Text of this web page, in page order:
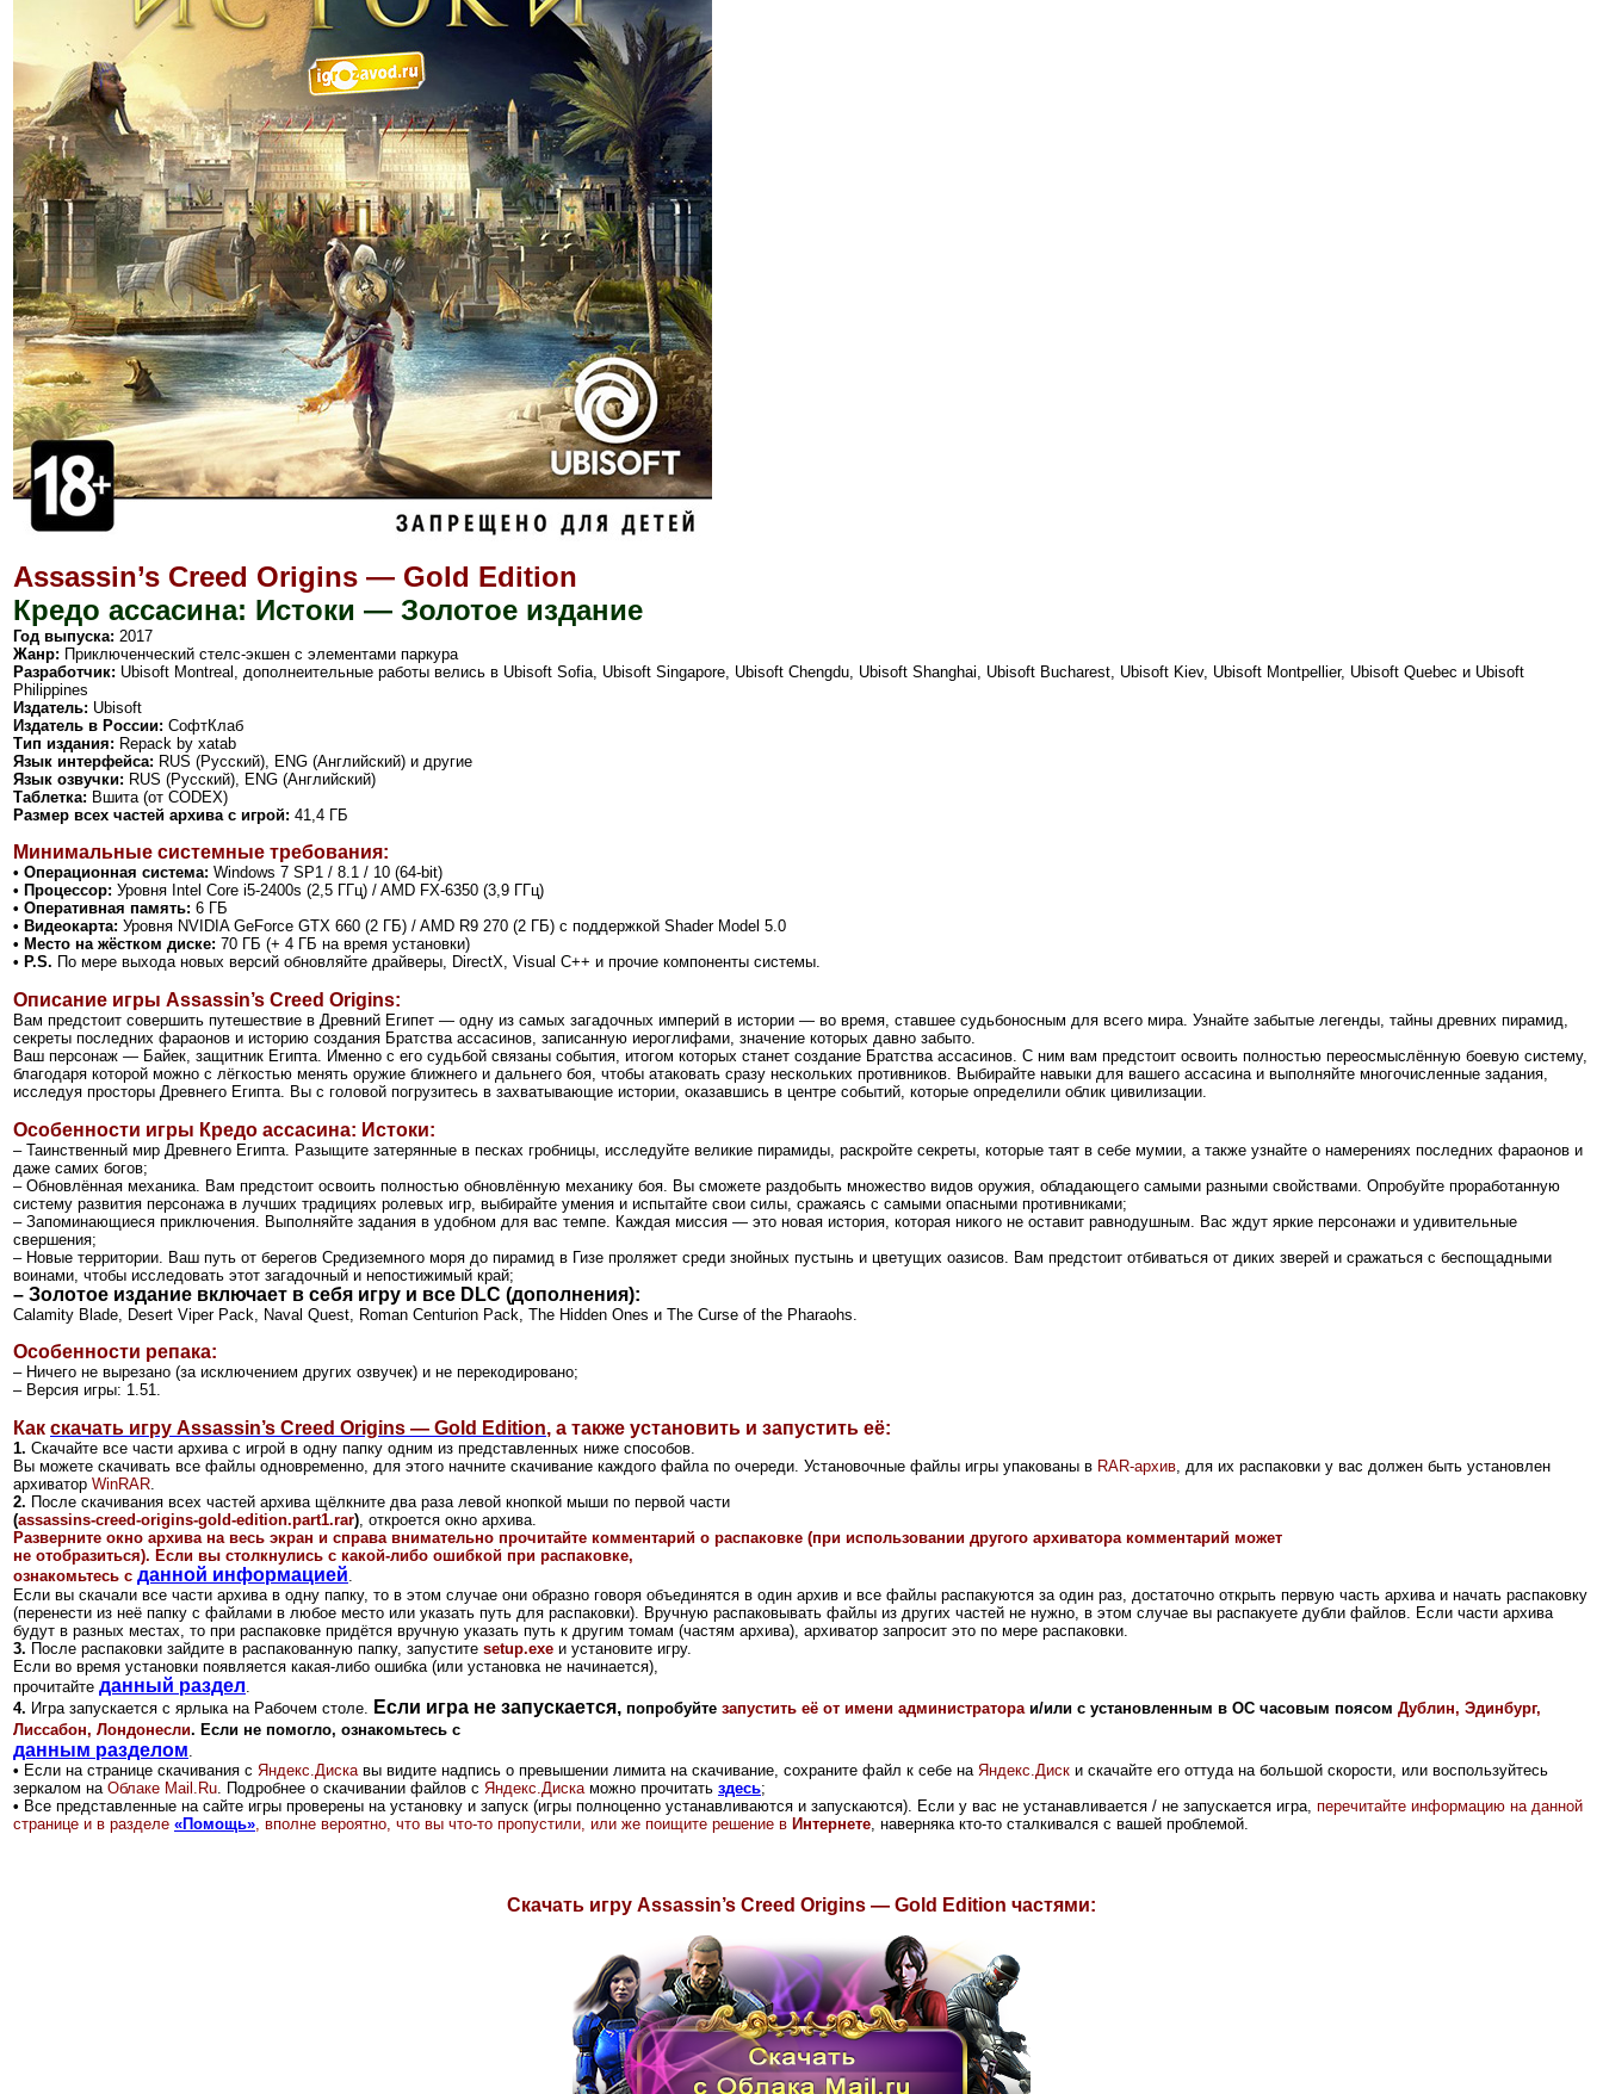
Assassin’s Creed Origins — Gold Edition
Кредо ассасина: Истоки — Золотое издание
Год выпуска: 2017
Жанр: Приключенческий стелс-экшен с элементами паркура
Разработчик: Ubisoft Montreal, дополнеительные работы велись в Ubisoft Sofia, Ubisoft Singapore, Ubisoft Chengdu, Ubisoft Shanghai, Ubisoft Bucharest, Ubisoft Kiev, Ubisoft Montpellier, Ubisoft Quebec и Ubisoft
Philippines
Издатель: Ubisoft
Издатель в России: СофтКлаб
Тип издания: Repack by xatab
Язык интерфейса: RUS (Русский), ENG (Английский) и другие
Язык озвучки: RUS (Русский), ENG (Английский)
Таблетка: Вшита (от CODEX)
Размер всех частей архива с игрой: 41,4 ГБ
Минимальные системные требования:
• Операционная система: Windows 7 SP1 / 8.1 / 10 (64-bit)
• Процессор: Уровня Intel Core i5-2400s (2,5 ГГц) / AMD FX-6350 (3,9 ГГц)
• Оперативная память: 6 ГБ
• Видеокарта: Уровня NVIDIA GeForce GTX 660 (2 ГБ) / AMD R9 270 (2 ГБ) с поддержкой Shader Model 5.0
• Место на жёстком диске: 70 ГБ (+ 4 ГБ на время установки)
• P.S. По мере выхода новых версий обновляйте драйверы, DirectX, Visual C++ и прочие компоненты системы.
Описание игры Assassin’s Creed Origins:
Вам предстоит совершить путешествие в Древний Египет — одну из самых загадочных империй в истории — во время, ставшее судьбоносным для всего мира. Узнайте забытые легенды, тайны древних пирамид,
секреты последних фараонов и историю создания Братства ассасинов, записанную иероглифами, значение которых давно забыто.
Ваш персонаж — Байек, защитник Египта. Именно с его судьбой связаны события, итогом которых станет создание Братства ассасинов. С ним вам предстоит освоить полностью переосмыслённую боевую систему,
благодаря которой можно с лёгкостью менять оружие ближнего и дальнего боя, чтобы атаковать сразу нескольких противников. Выбирайте навыки для вашего ассасина и выполняйте многочисленные задания,
исследуя просторы Древнего Египта. Вы с головой погрузитесь в захватывающие истории, оказавшись в центре событий, которые определили облик цивилизации.
Особенности игры Кредо ассасина: Истоки:
– Таинственный мир Древнего Египта. Разыщите затерянные в песках гробницы, исследуйте великие пирамиды, раскройте секреты, которые таят в себе мумии, а также узнайте о намерениях последних фараонов и
даже самих богов;
– Обновлённая механика. Вам предстоит освоить полностью обновлённую механику боя. Вы сможете раздобыть множество видов оружия, обладающего самыми разными свойствами. Опробуйте проработанную
систему развития персонажа в лучших традициях ролевых игр, выбирайте умения и испытайте свои силы, сражаясь с самыми опасными противниками;
– Запоминающиеся приключения. Выполняйте задания в удобном для вас темпе. Каждая миссия — это новая история, которая никого не оставит равнодушным. Вас ждут яркие персонажи и удивительные
свершения;
– Новые территории. Ваш путь от берегов Средиземного моря до пирамид в Гизе проляжет среди знойных пустынь и цветущих оазисов. Вам предстоит отбиваться от диких зверей и сражаться с беспощадными
воинами, чтобы исследовать этот загадочный и непостижимый край;
– Золотое издание включает в себя игру и все DLC (дополнения):
Calamity Blade, Desert Viper Pack, Naval Quest, Roman Centurion Pack, The Hidden Ones и The Curse of the Pharaohs.
Особенности репака:
– Ничего не вырезано (за исключением других озвучек) и не перекодировано;
– Версия игры: 1.51.
Как скачать игру Assassin’s Creed Origins — Gold Edition, а также установить и запустить её:
1. Скачайте все части архива с игрой в одну папку одним из представленных ниже способов.
Вы можете скачивать все файлы одновременно, для этого начните скачивание каждого файла по очереди. Установочные файлы игры упакованы в RAR-архив , для их распаковки у вас должен быть установлен
архиватор WinRAR
2. После скачивания всех частей архива щёлкните два раза левой кнопкой мыши по первой части
(assassins-creed-origins-gold-edition.part1.rar) , откроется окно архива.
Разверните окно архива на весь экран и справа внимательно прочитайте комментарий о распаковке (при использовании другого архиватора комментарий может
не отобразиться). Если вы столкнулись с какой-либо ошибкой при распаковке,
ознакомьтесь с данной информацией
Если вы скачали все части архива в одну папку, то в этом случае они образно говоря объединятся в один архив и все файлы распакуются за один раз, достаточно открыть первую часть архива и начать распаковку
(перенести из неё папку с файлами в любое место или указать путь для распаковки). Вручную распаковывать файлы из других частей не нужно, в этом случае вы распакуете дубли файлов. Если части архива
будут в разных местах, то при распаковке придётся вручную указать путь к другим томам (частям архива), архиватор запросит это по мере распаковки.
3. После распаковки зайдите в распакованную папку, запустите setup.exe и установите игру.
Если во время установки появляется какая-либо ошибка (или установка не начинается),
прочитайте данный раздел
4. Игра запускается с ярлыка на Рабочем столе. Если игра не запускается, попробуйте запустить её от имени администратора и/или с установленным в ОС часовым поясом Дублин, Эдинбург,
Лиссабон, Лондонесли. Если не помогло, ознакомьтесь с
данным разделом
• Если на странице скачивания с Яндекс.Диска вы видите надпись о превышении лимита на скачивание, сохраните файл к себе на Яндекс.Диск и скачайте его оттуда на большой скорости, или воспользуйтесь
зеркалом на Облаке Mail.Ru Подробнее о скачивании файлов с Яндекс.Диска можно прочитать здесь;
• Все представленные на сайте игры проверены на установку и запуск (игры полноценно устанавливаются и запускаются). Если у вас не устанавливается / не запускается игра, перечитайте информацию на данной
странице и в разделе «Помощь» , вполне вероятно, что вы что-то пропустили, или же поищите решение в Интернете , наверняка кто-то сталкивался с вашей проблемой.
Скачать игру Assassin’s Creed Origins — Gold Edition частями: